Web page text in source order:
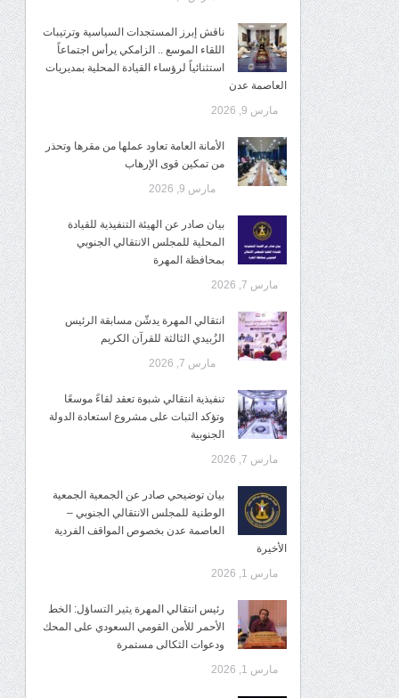
ناقش إبرز المستجدات السياسية وترتيبات
اللقاء الموسع .. الزامكي يرأس اجتماعاً
استثنائياً لرؤساء القيادة المحلية بمديريات
العاصمة عدن
مارس 9, 2026
الأمانة العامة تعاود عملها من مقرها وتحذر
من تمكين قوى الإرهاب
مارس 9, 2026
بيان صادر عن الهيئة التنفيذية للقيادة
المحلية للمجلس الانتقالي الجنوبي
بمحافظة المهرة
مارس 7, 2026
انتقالي المهرة يدشّن مسابقة الرئيس
الزُبيدي الثالثة للقرآن الكريم
مارس 7, 2026
تنفيذية انتقالي شبوة تعقد لقاءً موسعًا
وتؤكد الثبات على مشروع استعادة الدولة
الجنوبية
مارس 7, 2026
بيان توضيحي صادر عن الجمعية الجمعية
الوطنية للمجلس الانتقالي الجنوبي –
العاصمة عدن بخصوص المواقف الفردية
الأخيرة
مارس 1, 2026
رئيس انتقالي المهرة يثير التساؤل: الخط
الأحمر للأمن القومي السعودي على المحك
ودعوات الثكالى مستمرة
مارس 1, 2026